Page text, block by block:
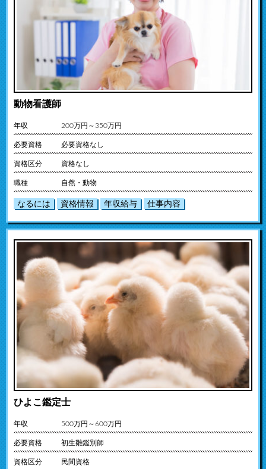
動物看護師
年収 200万円～350万円
必要資格 必要資格なし
資格区分 資格なし
職種 自然・動物
なるには 資格情報 年収給与 仕事内容
ひよこ鑑定士
年収 500万円～600万円
必要資格 初生雛鑑別師
資格区分 民間資格